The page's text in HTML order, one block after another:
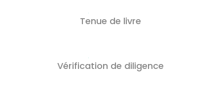
Tenue de livre
Vérification de diligence